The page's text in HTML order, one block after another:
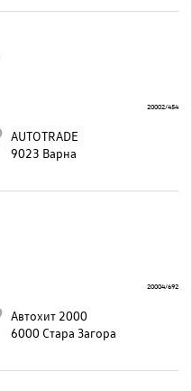
AUTOTRADE
9023 Варна
20002/454
Автохит 2000
6000 Стара Загора
20004/692